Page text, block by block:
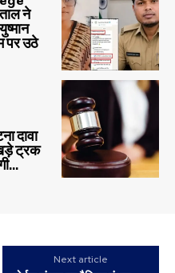
ने
पर उठे
दावा
ट्रक
Next article